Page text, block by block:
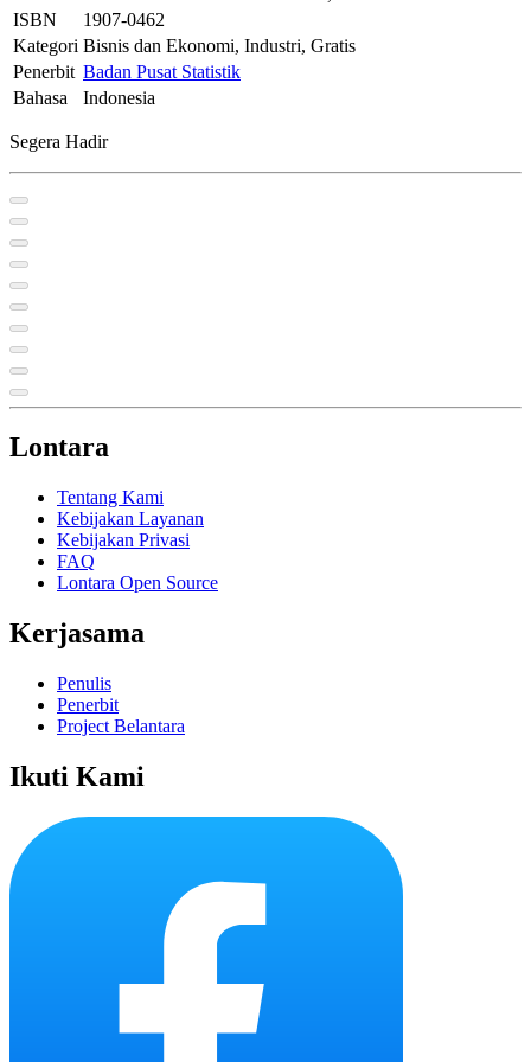
ISBN
1907-0462
Kategori Bisnis dan Ekonomi, Industri, Gratis
Penerbit Badan Pusat Statistik
Bahasa
Indonesia
Segera Hadir
Lontara
Tentang Kami
Kebijakan Layanan
Kebijakan Privasi
FAQ
Lontara Open Source
Kerjasama
Penulis
Penerbit
Project Belantara
Ikuti Kami